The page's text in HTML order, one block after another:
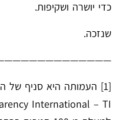
כדי יושרה ושקיפות.
שנזכה.
[1]
העמותה היא סניף של